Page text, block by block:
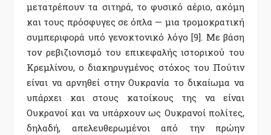
μετατρέπουν τα σιτηρά, το φυσικό αέριο, ακόμη
και τους πρόσφυγες σε όπλα — μια τρομοκρατική
συμπεριφορά υπό γενοκτονικό λόγο [9]. Με βάση
τον ρεβιζιονισμό του επικεφαλής ιστορικού του
Κρεμλίνου, ο διακηρυγμένος στόχος του Πούτιν
είναι να αρνηθεί στην Ουκρανία το δικαίωμα να
υπάρχει και στους κατοίκους της να είναι
Ουκρανοί και να υπάρχουν ως Ουκρανοί πολίτες,
δηλαδή, απελευθερωμένοι από την πρώην